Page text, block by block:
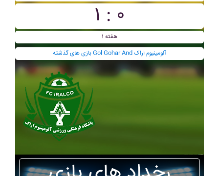
۱ : ۰
هفته ۱
بازی های گذشته Gol Gohar And آلومينيوم اراک